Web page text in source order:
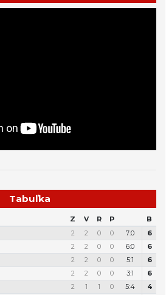
Tabuľka
Z V R P
B
2 2 0 0 7:0
6
2 2 0 0 6:0
6
2 2 0 0 5:1
6
2 2 0 0 3:1
6
2 1 1 0 5:4
4